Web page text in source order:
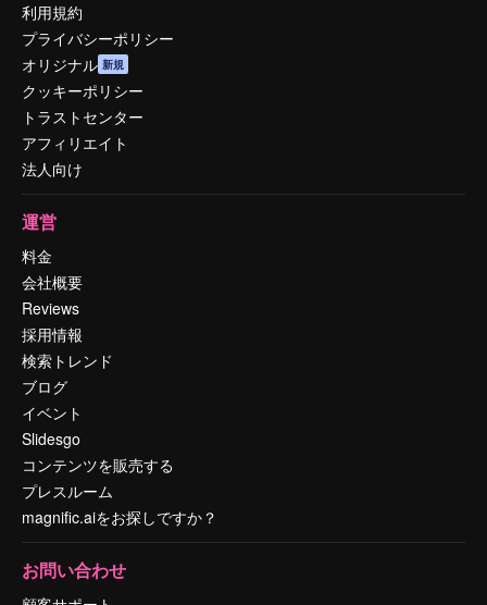
利用規約
プライバシーポリシー
オリジナル 新規
クッキーポリシー
トラストセンター
アフィリエイト
法人向け
運営
料金
会社概要
Reviews
採用情報
検索トレンド
ブログ
イベント
Slidesgo
コンテンツを販売する
プレスルーム
magnific.aiをお探しですか？
お問い合わせ